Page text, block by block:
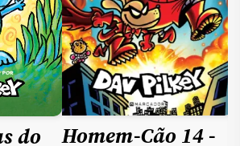
do Homem-Cão 14 -